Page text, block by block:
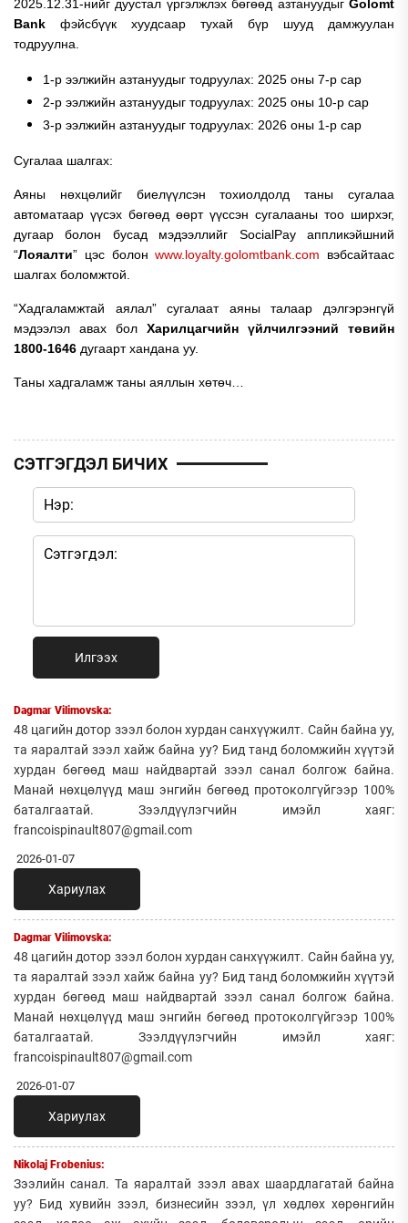
2025.12.31-нийг дуустал үргэлжлэх бөгөөд азтануудыг Golomt
Bank фэйсбүүк хуудсаар тухай бүр шууд дамжуулан
тодруулна.
1-р ээлжийн азтануудыг тодруулах: 2025 оны 7-р сар
2-р ээлжийн азтануудыг тодруулах: 2025 оны 10-р сар
3-р ээлжийн азтануудыг тодруулах: 2026 оны 1-р сар
Сугалаа шалгах:
Аяны нөхцөлийг биелүүлсэн тохиолдолд таны сугалаа
автоматаар үүсэх бөгөөд өөрт үүссэн сугалааны тоо ширхэг,
дугаар болон бусад мэдээллийг SocialPay аппликэйшний
“Лояалти” цэс болонwww.loyalty.golomtbank.com вэбсайтаас
шалгах боломжтой.
“Хадгаламжтай аялал” сугалаат аяны талаар дэлгэрэнгүй
мэдээлэл авах бол Харилцагчийн үйлчилгээний төвийн
1800-1646 дугаарт хандана уу.
Таны хадгаламж таны аяллын хөтөч…
СЭТГЭГДЭЛ БИЧИХ
Илгээх
Dagmar Vilimovska:
48 цагийн дотор зээл болон хурдан санхүүжилт. Сайн байна уу,
та яаралтай зээл хайж байна уу? Бид танд боломжийн хүүтэй
хурдан бөгөөд маш найдвартай зээл санал болгож байна.
Манай нөхцөлүүд маш энгийн бөгөөд протоколгүйгээр 100%
баталгаатай. Зээлдүүлэгчийн имэйл хаяг:
francoispinault807@gmail.com
2026-01-07
Хариулах
Dagmar Vilimovska:
48 цагийн дотор зээл болон хурдан санхүүжилт. Сайн байна уу,
та яаралтай зээл хайж байна уу? Бид танд боломжийн хүүтэй
хурдан бөгөөд маш найдвартай зээл санал болгож байна.
Манай нөхцөлүүд маш энгийн бөгөөд протоколгүйгээр 100%
баталгаатай. Зээлдүүлэгчийн имэйл хаяг:
francoispinault807@gmail.com
2026-01-07
Хариулах
Nikolaj Frobenius:
Зээлийн санал. Та яаралтай зээл авах шаардлагатай байна
уу? Бид хувийн зээл, бизнесийн зээл, үл хөдлөх хөрөнгийн